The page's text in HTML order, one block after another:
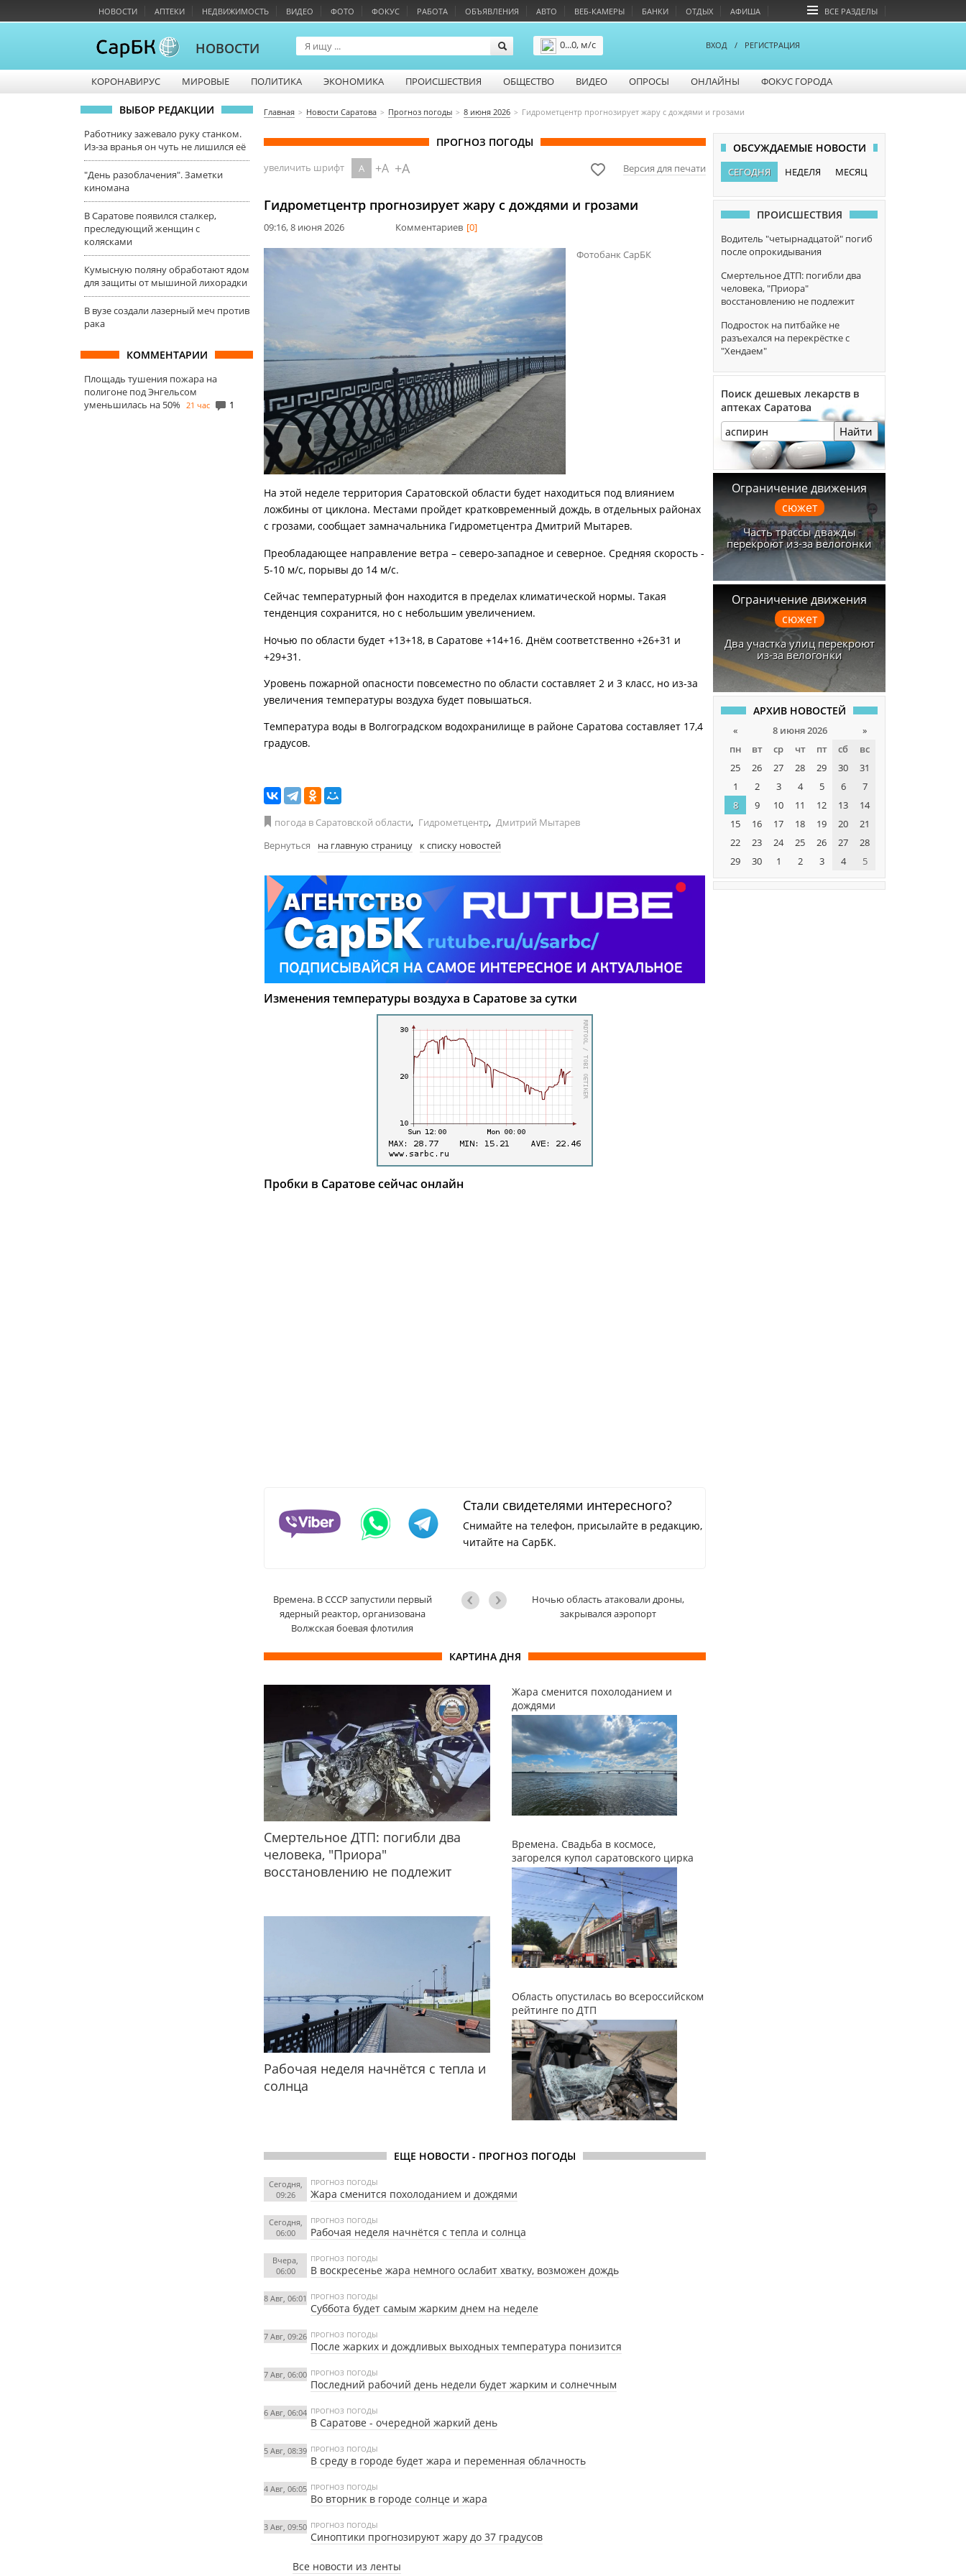
НОВОСТИ АПТЕКИ НЕДВИЖИМОСТЬ ВИДЕО ФОТО ФОКУС РАБОТА ОБЪЯВЛЕНИЯ АВТО ВЕБ-КАМЕРЫ БАНКИ ОТДЫХ АФИША ВСЕ РАЗДЕЛЫ
НОВОСТИ
0...0, м/с
ВХОД / РЕГИСТРАЦИЯ
КОРОНАВИРУС МИРОВЫЕ ПОЛИТИКА ЭКОНОМИКА ПРОИСШЕСТВИЯ ОБЩЕСТВО ВИДЕО ОПРОСЫ ОНЛАЙНЫ ФОКУС ГОРОДА
ВЫБОР РЕДАКЦИИ
Работнику зажевало руку станком.
Из-за вранья он чуть не лишился её
"День разоблачения". Заметки
киномана
В Саратове появился сталкер,
преследующий женщин с
колясками
Кумысную поляну обработают ядом
для защиты от мышиной лихорадки
В вузе создали лазерный меч против
рака
КОММЕНТАРИИ
Площадь тушения пожара на
полигоне под Энгельсом
уменьшилась на 50% 21 час 1
Главная Новости Саратова Прогноз погоды 8 июня 2026 Гидрометцентр прогнозирует жару с дождями и грозами
ПРОГНОЗ ПОГОДЫ
увеличить шрифт A +A +A Версия для печати
Гидрометцентр прогнозирует жару с дождями и грозами
09:16, 8 июня 2026 Комментариев [0]
Фотобанк СарБК
На этой неделе территория Саратовской области будет находиться под влиянием
ложбины от циклона. Местами пройдет кратковременный дождь, в отдельных районах
с грозами, сообщает замначальника Гидрометцентра Дмитрий Мытарев.
Преобладающее направление ветра – северо-западное и северное. Средняя скорость -
5-10 м/с, порывы до 14 м/с.
Сейчас температурный фон находится в пределах климатической нормы. Такая
тенденция сохранится, но с небольшим увеличением.
Ночью по области будет +13+18, в Саратове +14+16. Днём соответственно +26+31 и
+29+31.
Уровень пожарной опасности повсеместно по области составляет 2 и 3 класс, но из-за
увеличения температуры воздуха будет повышаться.
Температура воды в Волгоградском водохранилище в районе Саратова составляет 17,4
градусов.
погода в Саратовской области, Гидрометцентр, Дмитрий Мытарев
Вернуться
на главную страницу к списку новостей
Изменения температуры воздуха в Саратове за сутки
Пробки в Саратове сейчас онлайн
Стали свидетелями интересного?
Снимайте на телефон, присылайте в редакцию,
читайте на СарБК.
Времена. В СССР запустили первый
ядерный реактор, организована
Волжская боевая флотилия
Ночью область атаковали дроны,
закрывался аэропорт
КАРТИНА ДНЯ
Смертельное ДТП: погибли два
человека, "Приора"
восстановлению не подлежит
Рабочая неделя начнётся с тепла и
солнца
Жара сменится похолоданием и
дождями
Времена. Свадьба в космосе,
загорелся купол саратовского цирка
Область опустилась во всероссийском
рейтинге по ДТП
ЕЩЕ НОВОСТИ - ПРОГНОЗ ПОГОДЫ
Сегодня,
09:26
ПРОГНОЗ ПОГОДЫ
Жара сменится похолоданием и дождями
Сегодня,
06:00
ПРОГНОЗ ПОГОДЫ
Рабочая неделя начнётся с тепла и солнца
Вчера,
06:00
ПРОГНОЗ ПОГОДЫ
В воскресенье жара немного ослабит хватку, возможен дождь
8 Авг, 06:01 ПРОГНОЗ ПОГОДЫ
Суббота будет самым жарким днем на неделе
7 Авг, 09:26 ПРОГНОЗ ПОГОДЫ
После жарких и дождливых выходных температура понизится
7 Авг, 06:00 ПРОГНОЗ ПОГОДЫ
Последний рабочий день недели будет жарким и солнечным
6 Авг, 06:04 ПРОГНОЗ ПОГОДЫ
В Саратове - очередной жаркий день
5 Авг, 08:39 ПРОГНОЗ ПОГОДЫ
В среду в городе будет жара и переменная облачность
4 Авг, 06:05 ПРОГНОЗ ПОГОДЫ
Во вторник в городе солнце и жара
3 Авг, 09:50 ПРОГНОЗ ПОГОДЫ
Синоптики прогнозируют жару до 37 градусов
Все новости из ленты
ОБСУЖДАЕМЫЕ НОВОСТИ
СЕГОДНЯ НЕДЕЛЯ МЕСЯЦ
ПРОИСШЕСТВИЯ
Водитель "четырнадцатой" погиб
после опрокидывания
Смертельное ДТП: погибли два
человека, "Приора"
восстановлению не подлежит
Подросток на питбайке не
разъехался на перекрёстке с
"Хендаем"
Поиск дешевых лекарств в
аптеках Саратова
Найти
Ограничение движения
сюжет
Часть трассы дважды
перекроют из-за велогонки
Ограничение движения
сюжет
Два участка улиц перекроют
из-за велогонки
АРХИВ НОВОСТЕЙ
« 8 июня 2026
»
пн
вт ср чт пт сб
вс
25
26 27 28 29 30
31
1
2 3 4 5 6
7
8
9 10 11 12 13
14
15
16 17 18 19 20
21
22
23 24 25 26 27
28
29
30 1 2 3 4 5